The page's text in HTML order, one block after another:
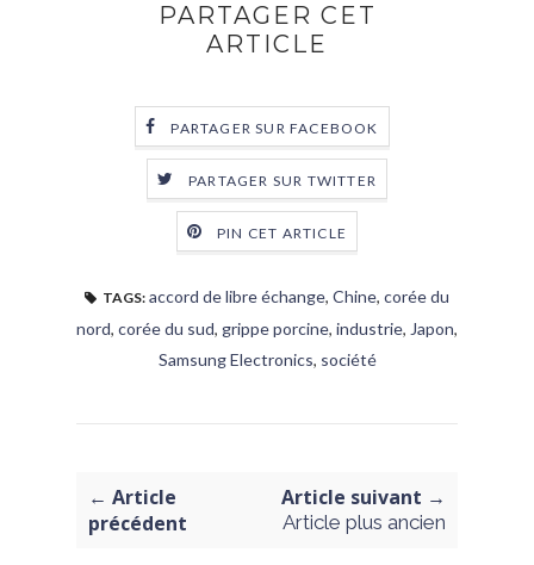
PARTAGER CET
ARTICLE
PARTAGER SUR FACEBOOK
PARTAGER SUR TWITTER
PIN CET ARTICLE
TAGS: accord de libre échange, Chine, corée du
nord, corée du sud, grippe porcine, industrie, Japon,
Samsung Electronics, société
← Article
précédent
Article suivant →
Article plus ancien